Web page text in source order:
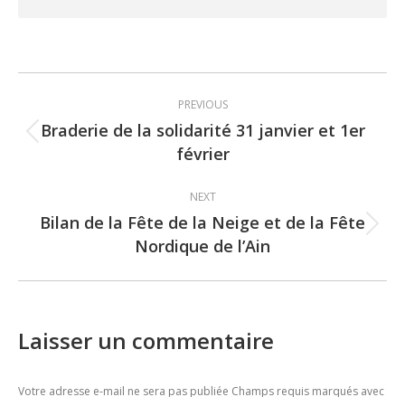
navigation
PREVIOUS
Previous
post:
Braderie de la solidarité 31 janvier et 1er
février
NEXT
Next
post:
Bilan de la Fête de la Neige et de la Fête
Nordique de l’Ain
Laisser un commentaire
Votre adresse e-mail ne sera pas publiée Champs requis marqués avec